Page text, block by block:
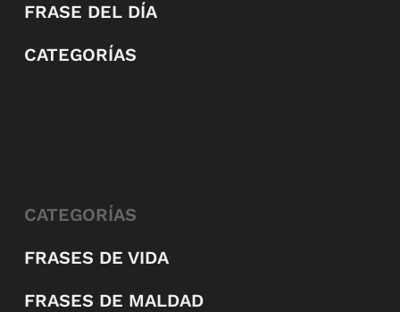
FRASE DEL DÍA
CATEGORÍAS
CATEGORÍAS
FRASES DE VIDA
FRASES DE MALDAD